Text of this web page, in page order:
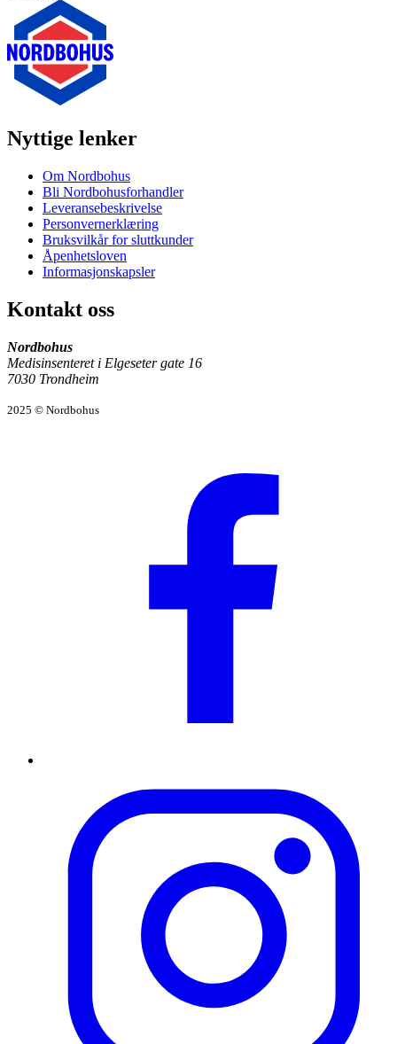
Nyttige lenker
Om Nordbohus
Bli Nordbohusforhandler
Leveransebeskrivelse
Personvernerklæring
Bruksvilkår for sluttkunder
Åpenhetsloven
Informasjonskapsler
Kontakt oss
Nordbohus
Medisinsenteret i Elgeseter gate 16
7030 Trondheim
2025 © Nordbohus